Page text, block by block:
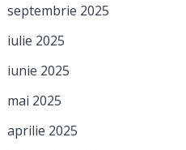
septembrie 2025
iulie 2025
iunie 2025
mai 2025
aprilie 2025